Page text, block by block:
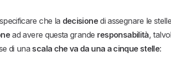
che la decisionedi assegnare le
ad avere questa grande responsabilità,
di una scala che va da una a cinque stelle: